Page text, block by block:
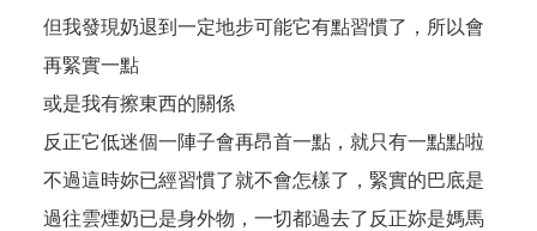
但我發現奶退到一定地步可能它有點習慣了，所以會
再緊實一點
或是我有擦東西的關係
反正它低迷個一陣子會再昂首一點，就只有一點點啦
不過這時妳已經習慣了就不會怎樣了，緊實的巴底是
過往雲煙奶已是身外物，一切都過去了反正妳是媽馬